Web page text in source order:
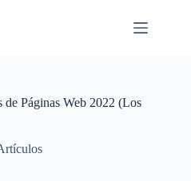
de Páginas Web 2022 (Los